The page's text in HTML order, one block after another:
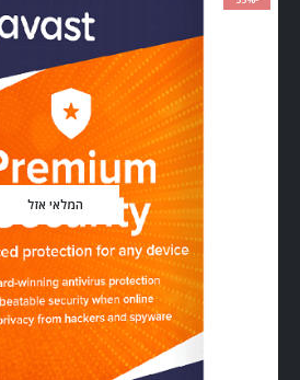
המלאי אזל